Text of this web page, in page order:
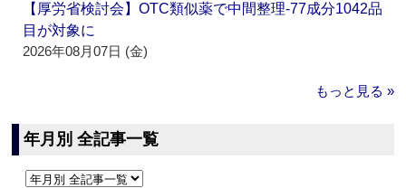
【厚労省検討会】OTC類似薬で中間整理‐77成分1042品
目が対象に
2026年08月07日 (金)
もっと見る »
年月別 全記事一覧